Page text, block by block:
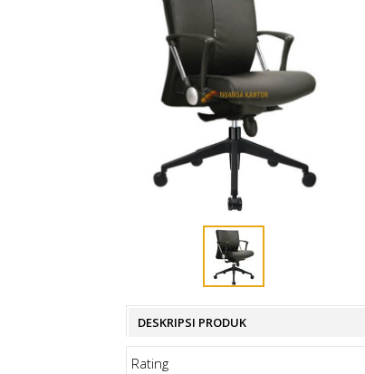
DESKRIPSI PRODUK
Rating